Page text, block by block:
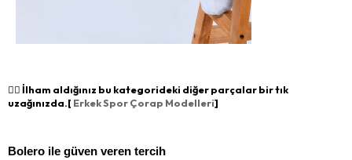
👉🏻 İlham aldığınız bu kategorideki diğer parçalar bir tık
uzağınızda.[ Erkek Spor Çorap Modelleri]
Bolero ile güven veren tercih